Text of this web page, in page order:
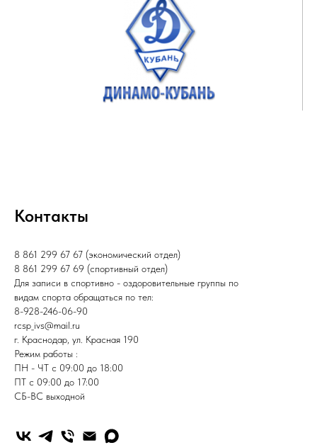
Контакты
8 861 299 67 67 (экономический отдел)
8 861 299 67 69 (спортивный отдел)
Для записи в спортивно - оздоровительные группы по
видам спорта обращаться по тел:
8-928-246-06-90
rcsp_ivs@mail.ru
г. Краснодар, ул. Красная 190
Режим работы :
ПН - ЧТ с 09:00 до 18:00
ПТ с 09:00 до 17:00
СБ-ВС выходной